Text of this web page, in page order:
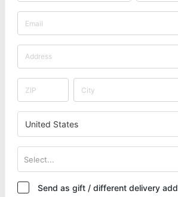
United States
Select...
Send as gift / different delivery